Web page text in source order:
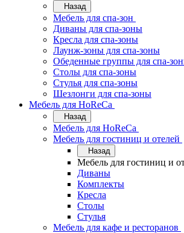
Назад
Мебель для спа-зон
Диваны для спа-зоны
Кресла для спа-зоны
Лаунж-зоны для спа-зоны
Обеденные группы для спа-
Столы для спа-зоны
Стулья для спа-зоны
Шезлонги для спа-зоны
Мебель для HoReCa
Назад
Мебель для HoReCa
Мебель для гостиниц и отелей
Назад
Мебель для гостиниц и
Диваны
Комплекты
Кресла
Столы
Стулья
Мебель для кафе и ресторанов